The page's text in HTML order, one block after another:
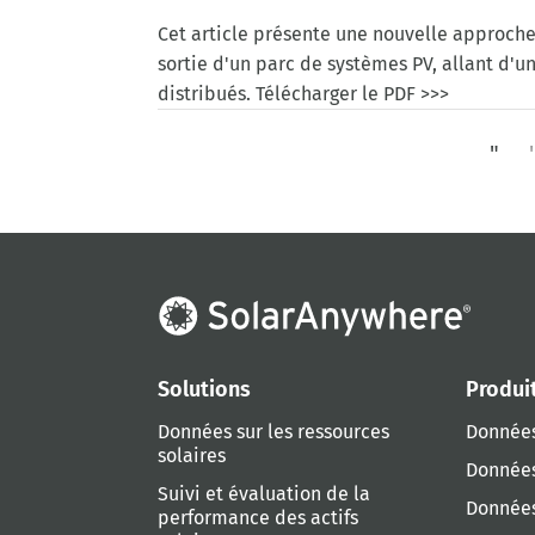
Cet article présente une nouvelle
sortie d'un parc de systèmes PV, allant
distribués. Télécharger le PDF >>>
" '
Solutions
Données sur les ressources
solaires
Suivi et évaluation de la
performance des actifs